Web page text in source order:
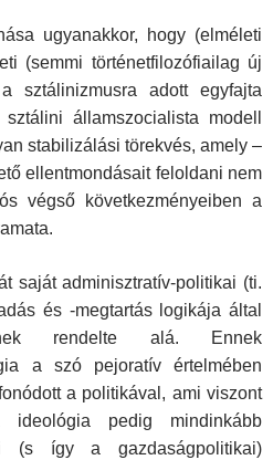
ugyanakkor, hogy (elméleti
(semmi történetfilozófiailag új
sztálinizmusra adott egyfajta
államszocialista modell
stabilizálási törek­vés, amely –
ellentmondásait feloldani nem
végső következményeiben a
saját adminisztratív-politikai (ti.
és -megtartás logikája által
rendelte alá. Ennek
a szó pejoratív értel­mében
a politikával, ami viszont
pedig mindinkább
(s így a gazdaságpolitikai)